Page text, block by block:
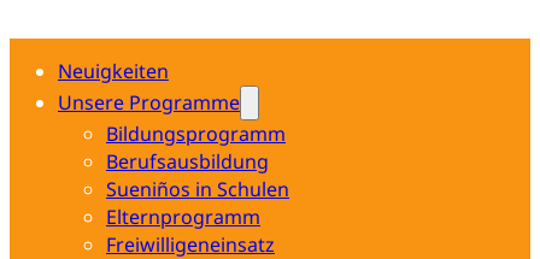
Neuigkeiten
Unsere Programme
Bildungsprogramm
Berufsausbildung
Sueniños in Schulen
Elternprogramm
Freiwilligeneinsatz